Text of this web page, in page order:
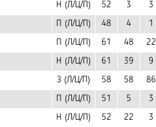
Н (Л/Ц/П) 52 3 3
П (Л/Ц/П) 48 4 1
П (Л/Ц/П) 61 48 22
Н (Л/Ц/П) 61 39 9
З (Л/Ц/П) 58 58 86
П (Л/Ц/П) 51 5 3
Н (Л/Ц/П) 52 22 3